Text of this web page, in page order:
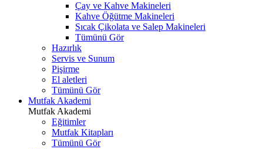
Çay ve Kahve Makineleri
Kahve Öğütme Makineleri
Sıcak Çikolata ve Salep Makineleri
Tümünü Gör
Hazırlık
Servis ve Sunum
Pişirme
El aletleri
Tümünü Gör
Mutfak Akademi
Mutfak Akademi
Eğitimler
Mutfak Kitapları
Tümünü Gör